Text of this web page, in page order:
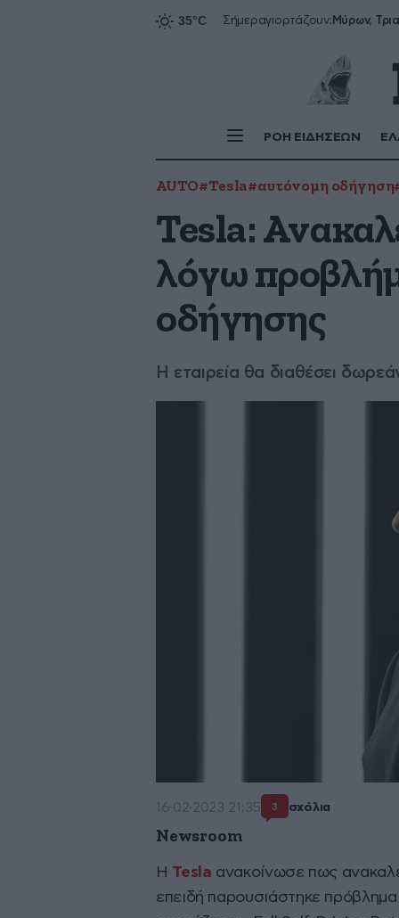
Σήμεραγιορτάζουν:
ΡΟΗ ΕΙΔΗΣΕΩΝ
AUTO#Tesla#αυτόνομη οδήγηση
Tesla:
λόγω
οδήγησης
Η εταιρεία θα διαθέσει
16·02·2023 21:35 3 σχόλια
Newsroom
Η Tesla ανακοίνωσε πως
επειδή παρουσιάστηκε